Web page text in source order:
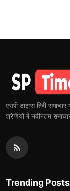
एसपी टाइम्स हिंदी
श्रेणियों में नवीनतम
Trending Posts